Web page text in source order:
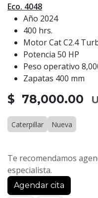
Eco. 4048
Año 2024
400 hrs.
Motor Cat C2.4
Potencia 50 HP
Peso operativo
Zapatas 400 mm
$ 78,000.00
Caterpillar Nueva
Te recomendamos
especialista.
Agendar cita